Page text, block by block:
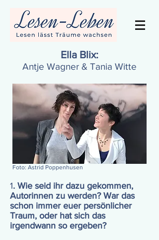
Ella Blix:
Antje Wagner & Tania Witte
Foto: Astrid Poppenhusen
1. Wie seid ihr dazu gekommen,
Autorinnen zu werden? War das
schon immer euer persönlicher
Traum, oder hat sich das
irgendwann so ergeben?